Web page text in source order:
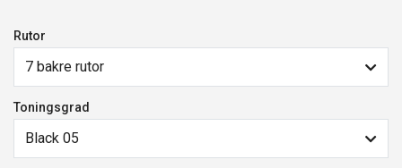
Rutor
7 bakre rutor
Toningsgrad
Black 05